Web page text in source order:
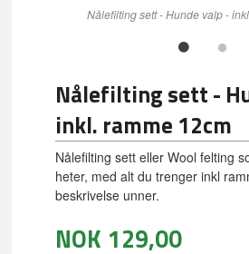
Nålefilting sett - Hunde valp -
Nålefilting sett -
inkl. ramme 12cm
Nålefilting sett eller Wool felting
heter, med alt du trenger inkl
beskrivelse unner.
NOK 129,00